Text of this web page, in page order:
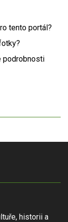
tento portál?
podrobnosti
historii a